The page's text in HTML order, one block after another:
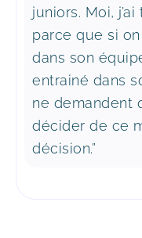
juniors. Moi,
parce que si
dans son
entrainé dans
ne demandent
décider de ce
décision.”